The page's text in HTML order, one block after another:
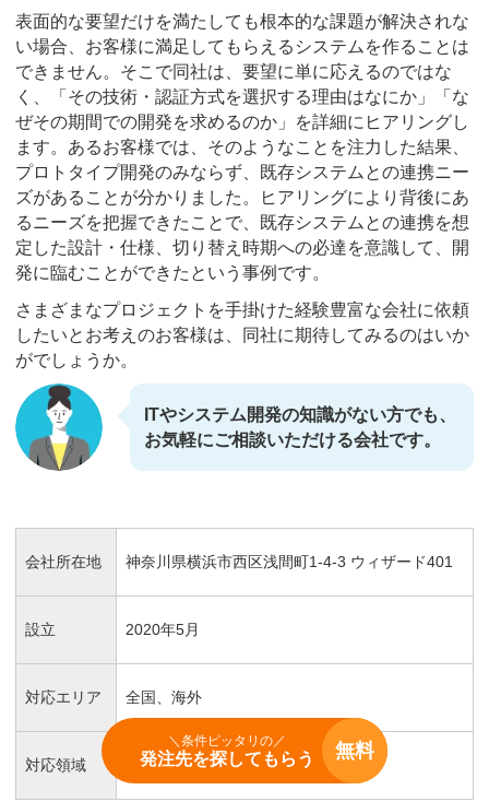
表面的な要望だけを満たしても根本的な課題が解決されな
い場合、お客様に満足してもらえるシステムを作ることは
できません。そこで同社は、要望に単に応えるのではな
く、「その技術・認証方式を選択する理由はなにか」「な
ぜその期間での開発を求めるのか」を詳細にヒアリングし
ます。あるお客様では、そのようなことを注力した結果、
プロトタイプ開発のみならず、既存システムとの連携ニー
ズがあることが分かりました。ヒアリングにより背後にあ
るニーズを把握できたことで、既存システムとの連携を想
定した設計・仕様、切り替え時期への必達を意識して、開
発に臨むことができたという事例です。
さまざまなプロジェクトを手掛けた経験豊富な会社に依頼
したいとお考えのお客様は、同社に期待してみるのはいか
がでしょうか。
ITやシステム開発の知識がない方でも、
お気軽にご相談いただける会社です。
会社所在地 神奈川県横浜市西区浅間町1-4-3 ウィザード401
設立 2020年5月
対応エリア 全国、海外
対応領域 WEBシステム、アプリ開発
＼条件ピッタリの／
発注先を探してもらう 無料